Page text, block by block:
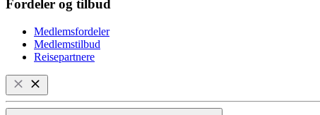
Fordeler og tilbud
Medlemsfordeler
Medlemstilbud
Reisepartnere